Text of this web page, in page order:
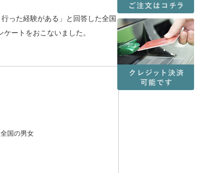
った経験がある」と回答した全国
ートをおこないました。
国の男女